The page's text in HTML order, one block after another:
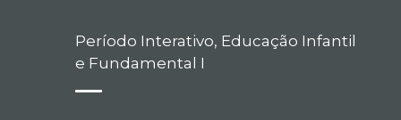
Período Interativo, Educação Infantil
e Fundamental I